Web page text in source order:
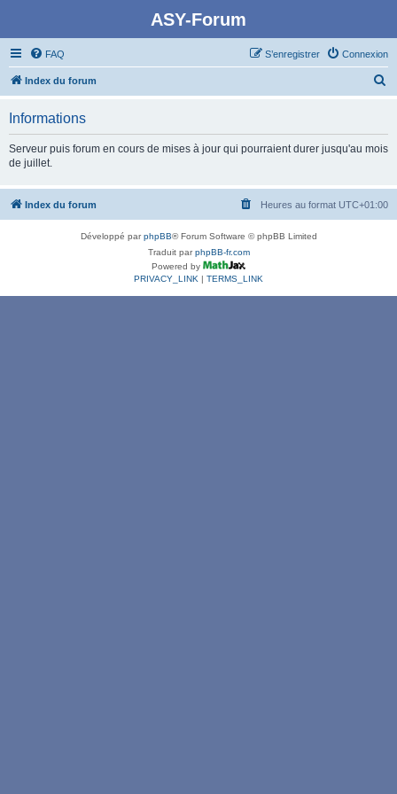
ASY-Forum
FAQ Connexion
S’enregistrer
Index du forum
c
Informations
Serveur puis forum en cours de mises à jour qui pourraient durer jusqu'au mois
de juillet.
Index du forum Heures au format UTC+01:00
Développé parphpBB® Forum Software © phpBB Limited
Traduit parphpBB-fr.com
Powered by
PRIVACY_LINK | TERMS_LINK